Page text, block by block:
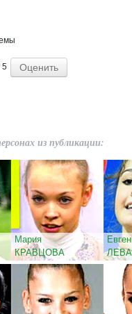
5
из публикации:
Мария
КРАВЦОВА